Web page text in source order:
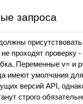
запроса
проходят проверку -
Переменные v= и
имеют умолчания для
версий API,
строго